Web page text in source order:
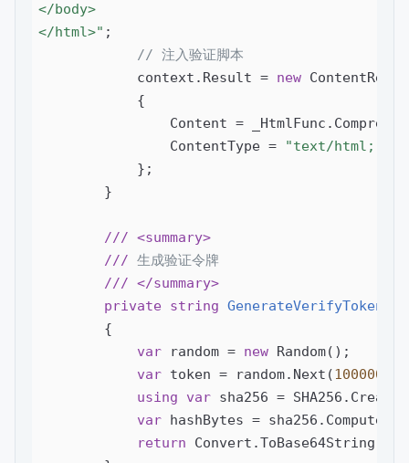
</body>
</html>" ;
// 注入验证脚本
            context.Result =
new
            {
Content =
                ContentType =
"text/html;
            };
        }
/// <summary>
/// 生成验证令牌
/// </summary>
private string GenerateVerifyToken
{
var random = new Random();
var token = random.Next(100000
using
var sha256 =
var hashBytes =
return